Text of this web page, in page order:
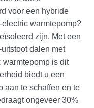
voor een hybride
warmtepomp?
zijn. Met een
dalen met
warmtepomp is dit
biedt u een
aan te schaffen en te
ongeveer 30%